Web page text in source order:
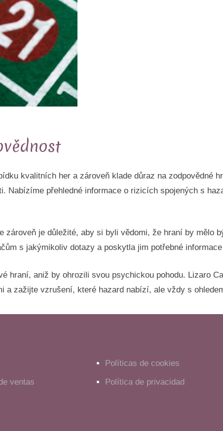
kvalitních her a zároveň klade důraz na zodpovědné
Nabízíme přehledné informace o rizicích spojených s
je důležité, aby si byli vědomi, že hraní by mělo
s jakýmikoliv dotazy a poskytla jim potřebné
hraní, aniž by ohrozili svou psychickou pohodu. Lizaro
a zažijte vzrušení, které hazard nabízí, ale vždy s
ventas
Políticas de cookies
Política de privacidad